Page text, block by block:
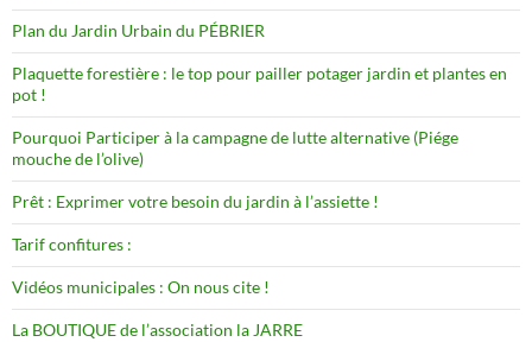
Plan du Jardin Urbain du PÉBRIER
Plaquette forestière : le top pour pailler potager jardin et plantes en
pot !
Pourquoi Participer à la campagne de lutte alternative (Piége
mouche de l’olive)
Prêt : Exprimer votre besoin du jardin à l’assiette !
Tarif confitures :
Vidéos municipales : On nous cite !
La BOUTIQUE de l’association la JARRE